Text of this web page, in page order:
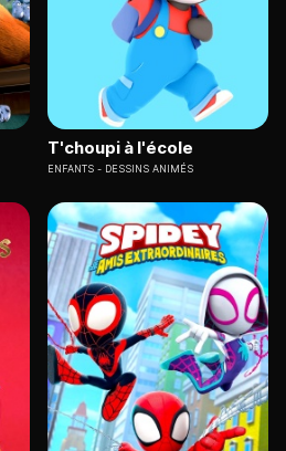
T'choupi à l'école
ENFANTS DESSINS ANIMÉS